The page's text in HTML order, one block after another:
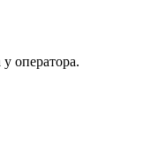
оператора.